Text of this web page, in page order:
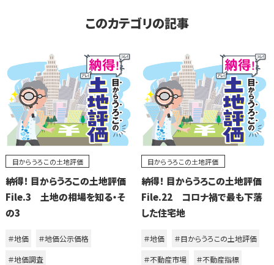
このカテゴリの記事
目からうろこの土地評価
納得！ 目からうろこの土地評価
File.3 土地の相場を知る・そ
の3
＃地価
＃地価公示価格
＃地価調査
目からうろこの土地評価
納得！ 目からうろこの土地評価
File.22 コロナ禍で最も下落
した住宅地
＃地価
＃目からうろこの土地評価
＃不動産市場
＃不動産指標